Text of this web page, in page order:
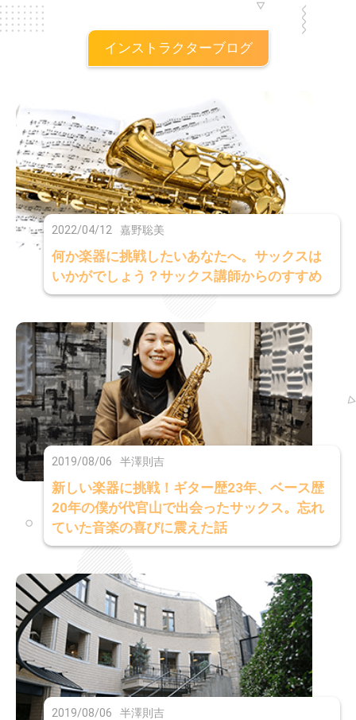
インストラクターブログ
2022/04/12 嘉野聡美
何か楽器に挑戦したいあなたへ。サックスは
いかがでしょう？サックス講師からのすすめ
2019/08/06 半澤則吉
新しい楽器に挑戦！ギター歴23年、ベース歴
20年の僕が代官山で出会ったサックス。忘れ
ていた音楽の喜びに震えた話
2019/08/06 半澤則吉